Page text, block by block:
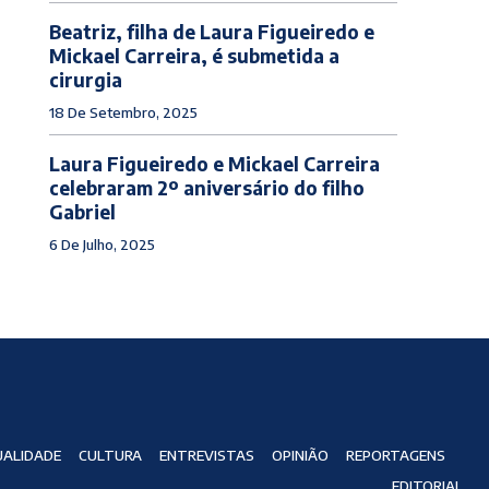
Beatriz, filha de Laura Figueiredo e
Mickael Carreira, é submetida a
cirurgia
18 De Setembro, 2025
Laura Figueiredo e Mickael Carreira
celebraram 2º aniversário do filho
Gabriel
6 De Julho, 2025
CULTURA ENTREVISTAS OPINIÃO
REPORTAGENS